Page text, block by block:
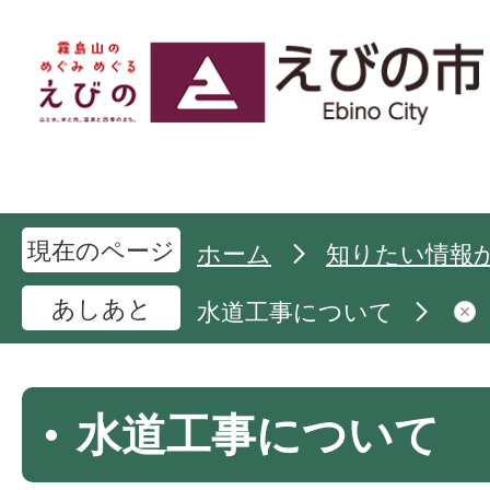
現在のページ ホーム
知りたい情報
あしあと
水道工事について
水道工事について